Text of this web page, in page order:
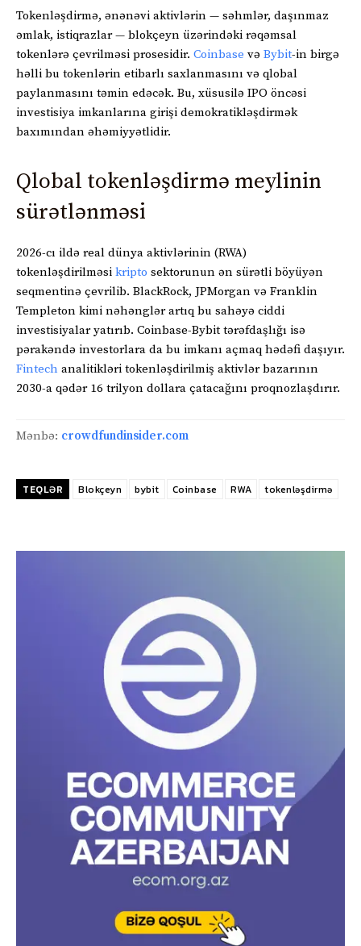
Tokenləşdirmə, ənənəvi aktivlərin — səhmlər, daşınmaz
əmlak, istiqrazlar — blokçeyn üzərindəki rəqəmsal
tokenlərə çevrilməsi prosesidir. Coinbase və Bybit-in birgə
həlli bu tokenlərin etibarlı saxlanmasını və qlobal
paylanmasını təmin edəcək. Bu, xüsusilə IPO öncəsi
investisiya imkanlarına girişi demokratikləşdirmək
baxımından əhəmiyyətlidir.
Qlobal tokenləşdirmə meylinin
sürətlənməsi
2026-cı ildə real dünya aktivlərinin (RWA)
tokenləşdirilməsi kripto sektorunun ən sürətli böyüyən
seqmentinə çevrilib. BlackRock, JPMorgan və Franklin
Templeton kimi nəhənglər artıq bu sahəyə ciddi
investisiyalar yatırıb. Coinbase-Bybit tərəfdaşlığı isə
pərakəndə investorlara da bu imkanı açmaq hədəfi daşıyır.
Fintech analitikləri tokenləşdirilmiş aktivlər bazarının
2030-a qədər 16 trilyon dollara çatacağını proqnozlaşdırır.
Mənbə: crowdfundinsider.com
TEQLƏR Blokçeyn bybit Coinbase RWA tokenləşdirmə